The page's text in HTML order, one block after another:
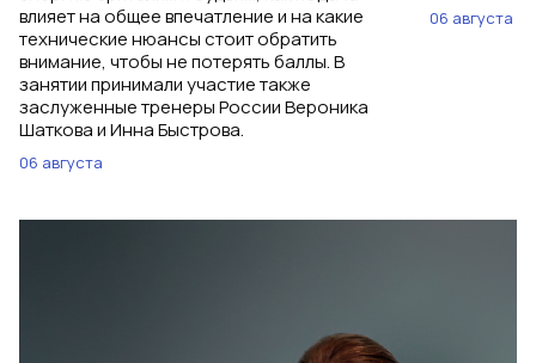
влияет на общее впечатление и на какие
технические нюансы стоит обратить
внимание, чтобы не потерять баллы. В
занятии принимали участие также
заслуженные тренеры России Вероника
Шаткова и Инна Быстрова.
06 августа
06 августа